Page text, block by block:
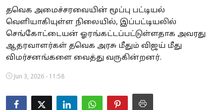
National
World
Astrology
Spirituality
Weather
தவெக அமைச்சரவையின் மூப்பு பட்டியல்
வெளியாகியுள்ள நிலையில், இப்பட்டியலில்
செங்கோட்டையன் ஓரங்கட்டப்பட்டுள்ளதாக அவரது
ஆதரவாளர்கள் தவெக அரசு மீதும் விஜய் மீது
விமர்சனங்களை வைத்து வருகின்றனர்.
Jun 3, 2026 - 11:58